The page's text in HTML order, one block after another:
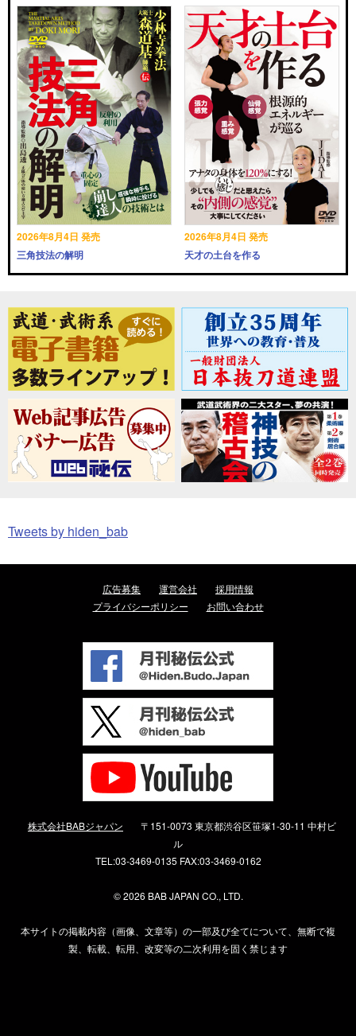
2026年8月4日 発売
三角技法の解明
2026年8月4日 発売
天才の土台を作る
Tweets by hiden_bab
広告募集 運営会社
採用情報
プライバシーポリシー
お問い合わせ
株式会社BABジャパン
〒151-0073 東京都渋谷区笹塚1-30-11 中村ビ
ル
TEL:03-3469-0135 FAX:03-3469-0162
©2026 BAB JAPAN CO., LTD.
本サイトの掲載内容（画像、文章等）の一部及び全てについて、無断で複
製、転載、転用、改変等の二次利用を固く禁じます